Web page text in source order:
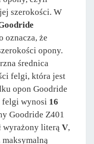
szerokości. W
oznacza, że
opony.
średnica
felgi, która jest
opon Goodride
felgi wynosi 16
Goodride Z401
wyrażony literą V,